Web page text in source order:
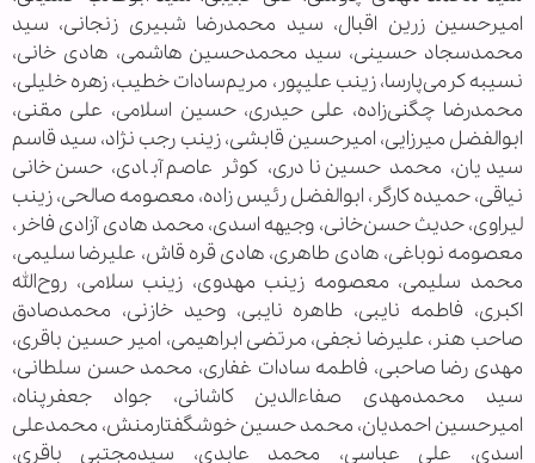
امیرحسین زرین اقبال، سید محمدرضا شبیری زنجانی، سید
محمدسجاد حسینی، سید محمدحسین هاشمی، هادی خانی،
نسیبه کرمی‌پارسا، زینب علیپور، مریم‌سادات خطیب، زهره خلیلی،
محمدرضا چگنی‌زاده، علی حیدری، حسین اسلامی، علی مقنی،
ابوالفضل میرزایی، امیرحسین قابشی، زینب رجب نژاد، سید قاسم
سیدیان، محمد حسین نادری، کوثر عاصم آبادی، حسن خانی
نیاقی، حمیده کارگر، ابوالفضل رئیس زاده، معصومه صالحی، زینب
لیراوی، حدیث حسن‌خانی، وجیهه اسدی، محمد هادی آزادی فاخر،
معصومه نوباغی، هادی طاهری، هادی قره قاش، علیرضا سلیمی،
محمد سلیمی، معصومه زینب مهدوی، زینب سلامی، روح‌الله
اکبری، فاطمه نایبی، طاهره نایبی، وحید خازنی، محمدصادق
صاحب هنر، علیرضا نجفی، مرتضی ابراهیمی، امیر حسین باقری،
مهدی رضا صاحبی، فاطمه سادات غفاری، محمد حسن سلطانی،
سید محمدمهدی صفاءالدین کاشانی، جواد جعفرپناه،
امیرحسین احمدیان، محمد حسین خوشگفتارمنش، محمدعلی
اسدی، علی عباسی، محمد عابدی، سیدمجتبی باقری،